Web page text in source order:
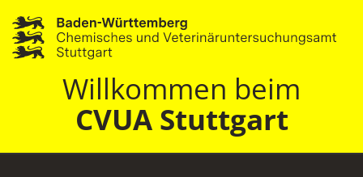
Willkommen beim
CVUA Stuttgart